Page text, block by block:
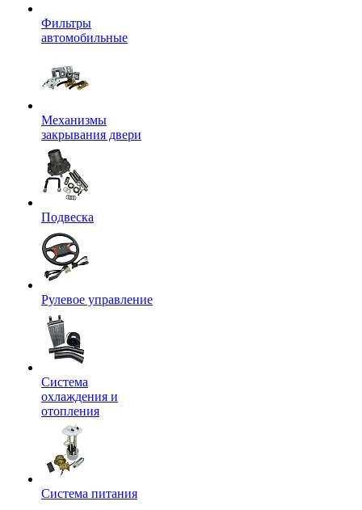
Фильтры
автомобильные
Механизмы
закрывания двери
Подвеска
Рулевое управление
Система
охлаждения и
отопления
Система питания